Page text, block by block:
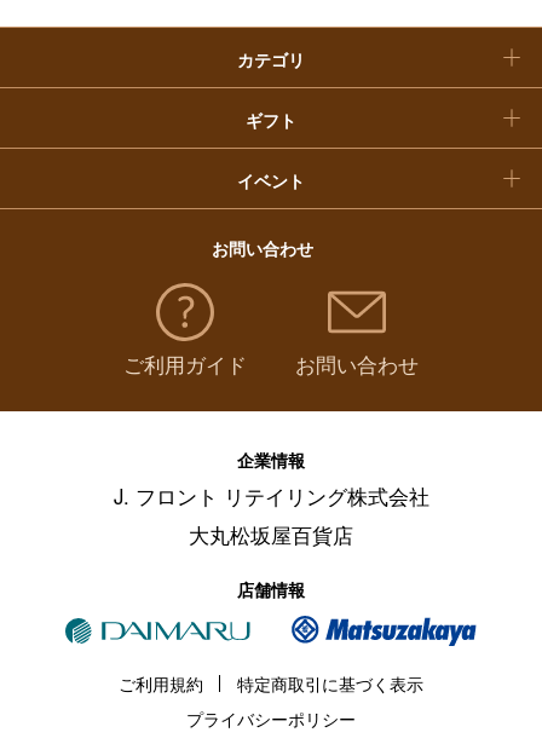
カテゴリ
ギフト
イベント
福袋
お問い合わせ
ご利用ガイド お問い合わせ
企業情報
J. フロント リテイリング株式会社
大丸松坂屋百貨店
店舗情報
ご利用規約
特定商取引に基づく表示
プライバシーポリシー